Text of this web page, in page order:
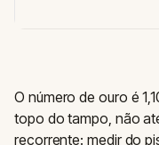
O número de ouro é
topo do tampo, não
recorrente: medir do